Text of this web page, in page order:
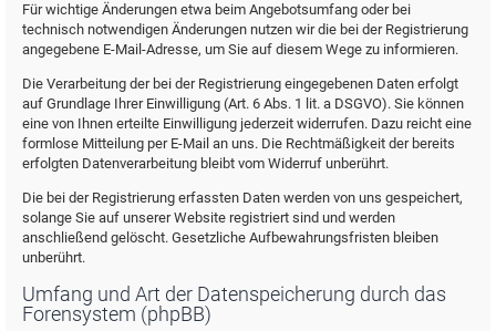
Für wichtige Änderungen etwa beim Angebotsumfang oder bei
technisch notwendigen Änderungen nutzen wir die bei der Registrierung
angegebene E-Mail-Adresse, um Sie auf diesem Wege zu informieren.
Die Verarbeitung der bei der Registrierung eingegebenen Daten erfolgt
auf Grundlage Ihrer Einwilligung (Art. 6 Abs. 1 lit. a DSGVO). Sie können
eine von Ihnen erteilte Einwilligung jederzeit widerrufen. Dazu reicht eine
formlose Mitteilung per E-Mail an uns. Die Rechtmäßigkeit der bereits
erfolgten Datenverarbeitung bleibt vom Widerruf unberührt.
Die bei der Registrierung erfassten Daten werden von uns gespeichert,
solange Sie auf unserer Website registriert sind und werden
anschließend gelöscht. Gesetzliche Aufbewahrungsfristen bleiben
unberührt.
Umfang und Art der Datenspeicherung durch das
Forensystem (phpBB)